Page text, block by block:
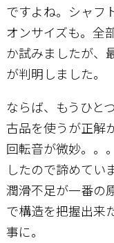
ですよね。シャフ
オンサイズも。全
か試みましたが、
が判明しました。
ならば、もうひと
古品を使うが正解
回転音が微妙。。
したので諦めてい
潤滑不足が一番の
で構造を把握出来
事に。